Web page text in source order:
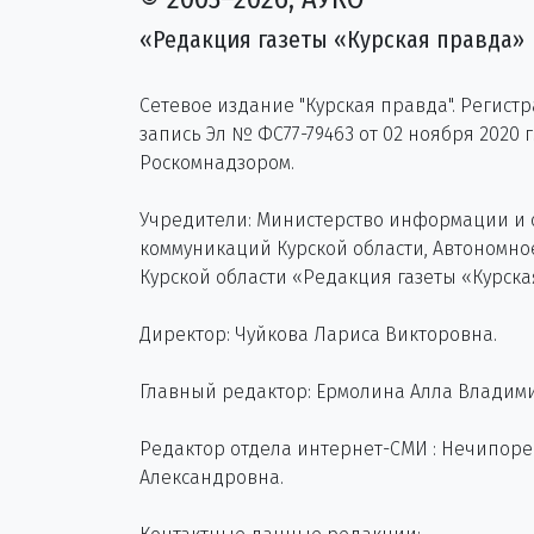
«Редакция газеты «Курская правда»
Сетевое издание "Курская правда".
запись Эл № ФС77-79463 от 02 ноября 2020
Роскомнадзором.
Учредители: Министерство информации и
коммуникаций Курской области,
Курской области «Редакция газеты
Директор: Чуйкова Лариса Викторовна.
Главный редактор: Ермолина Алла
Редактор отдела интернет-СМИ :
Александровна.